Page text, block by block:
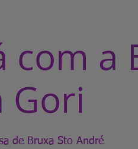
com a
Gori
de Bruxa Sto André